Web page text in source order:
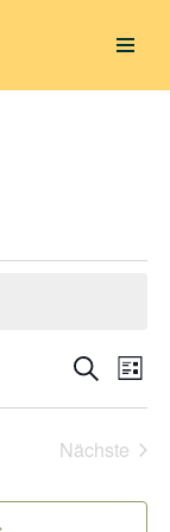
Suche
und
Suche
Liste
Nächste